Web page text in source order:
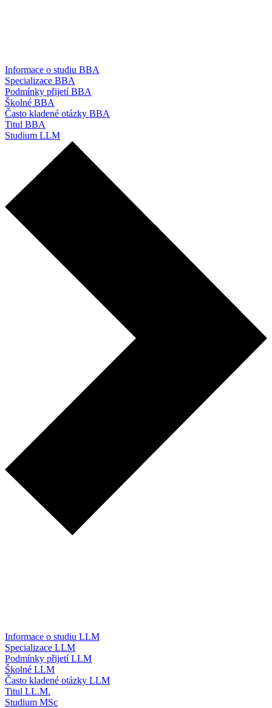
Informace o studiu BBA
Specializace BBA
Podmínky přijetí BBA
Školné BBA
Často kladené otázky BBA
Titul BBA
Studium LLM
Informace o studiu LLM
Specializace LLM
Podmínky přijetí LLM
Školné LLM
Často kladené otázky LLM
Titul LL.M.
Studium MSc